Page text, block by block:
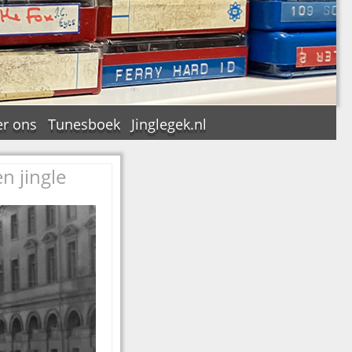
ons Tunesboek Jinglegek.nl
jingle